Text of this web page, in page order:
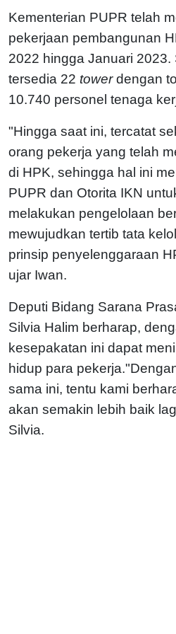
Kementerian PUPR telah
pekerjaan pembangunan
2022 hingga Januari 2023.
tersedia 22 towerdengan
10.740 personel tenaga
"Hingga saat ini, tercatat
orang pekerja yang telah
di HPK, sehingga hal ini
PUPR dan Otorita IKN
melakukan pengelolaan
mewujudkan tertib tata
prinsip penyelenggaraan
ujar Iwan.
Deputi Bidang Sarana
Silvia Halim berharap,
kesepakatan ini dapat
hidup para
sama ini, tentu kami
akan semakin lebih baik
Silvia.